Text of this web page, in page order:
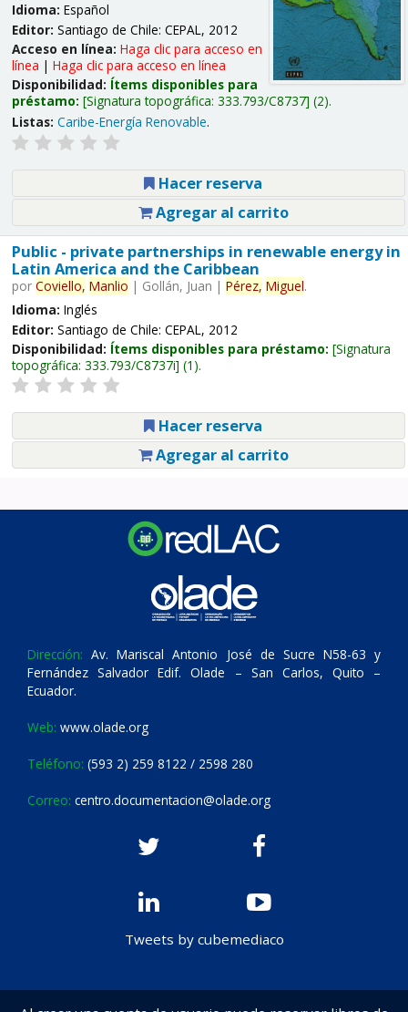
Idioma: Español
Editor: Santiago de Chile: CEPAL, 2012
Acceso en línea: Haga clic para acceso en
línea | Haga clic para acceso en línea
Disponibilidad: Ítems disponibles para
préstamo: Signatura topográfica: 333.793/C8737 (2).
Listas: Caribe-Energía Renovable.
Hacer reserva
Agregar al carrito
Public - private partnerships in renewable energy in
Latin America and the Caribbean
por Coviello, Manlio | Gollán, Juan | Pérez, Miguel.
Idioma: Inglés
Editor: Santiago de Chile: CEPAL, 2012
Disponibilidad: Ítems disponibles para préstamo: Signatura
topográfica: 333.793/C8737i (1).
Hacer reserva
Agregar al carrito
Dirección: Av. Mariscal Antonio José de Sucre N58-63 y
Fernández Salvador Edif. Olade – San Carlos, Quito –
Ecuador.
Web: www.olade.org
Teléfono: (593 2) 259 8122 / 2598 280
Correo: centro.documentacion@olade.org
Tweets by cubemediaco